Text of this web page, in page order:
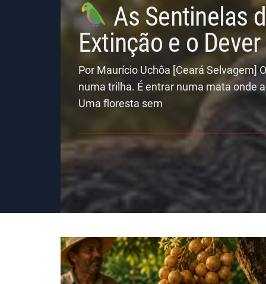
As Sentinelas
Extinção e o
Por Maurício Uchôa [Ceará Selvagem]
numa trilha. É entrar numa mata onde
Uma floresta sem